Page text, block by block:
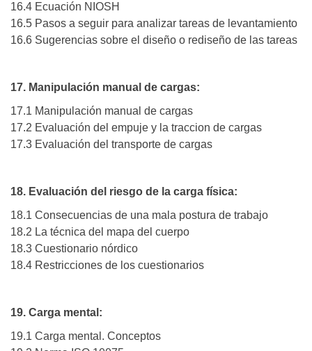
16.4 Ecuación NIOSH
16.5 Pasos a seguir para analizar tareas de levantamiento
16.6 Sugerencias sobre el diseño o rediseño de las tareas
17. Manipulación manual de cargas:
17.1 Manipulación manual de cargas
17.2 Evaluación del empuje y la traccion de cargas
17.3 Evaluación del transporte de cargas
18. Evaluación del riesgo de la carga física:
18.1 Consecuencias de una mala postura de trabajo
18.2 La técnica del mapa del cuerpo
18.3 Cuestionario nórdico
18.4 Restricciones de los cuestionarios
19. Carga mental:
19.1 Carga mental. Conceptos